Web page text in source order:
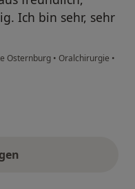
Ich bin sehr, sehr
Osternburg • Oralchirurgie •
Stellungnahmen